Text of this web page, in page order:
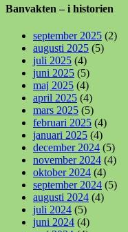
Banvakten – i historien
september 2025 (2)
augusti 2025 (5)
juli 2025 (4)
juni 2025 (5)
maj 2025 (4)
april 2025 (4)
mars 2025 (5)
februari 2025 (4)
januari 2025 (4)
december 2024 (5)
november 2024 (4)
oktober 2024 (4)
september 2024 (5)
augusti 2024 (4)
juli 2024 (5)
juni 2024 (4)